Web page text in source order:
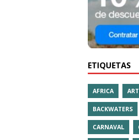
ETIQUETAS
AFRICA
BACKWATERS
CARNAVAL